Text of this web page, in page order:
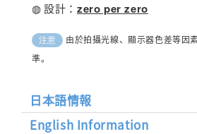
◍ 設計： zero per zero
注意
由於拍攝光線、顯示器色差等因
準。
日本語情報
English Information